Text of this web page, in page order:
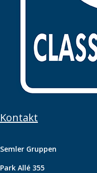
Kontakt
Semler Gruppen
Park Allé 355